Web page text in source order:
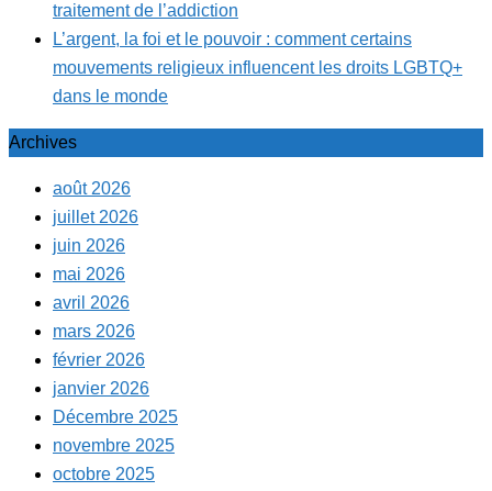
traitement de l’addiction
L’argent, la foi et le pouvoir : comment certains
mouvements religieux influencent les droits LGBTQ+
dans le monde
Archives
août 2026
juillet 2026
juin 2026
mai 2026
avril 2026
mars 2026
février 2026
janvier 2026
Décembre 2025
novembre 2025
octobre 2025